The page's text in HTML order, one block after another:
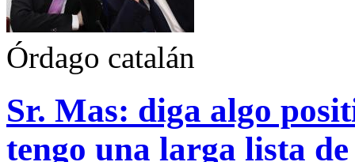
Órdago catalán
Sr. Mas: diga algo
tengo una larga lista